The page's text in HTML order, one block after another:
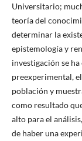
Universitario;
teoría del
determinar la
epistemología y
investigación se
preexperimental,
población y
como resultado
alto para el
de haber una